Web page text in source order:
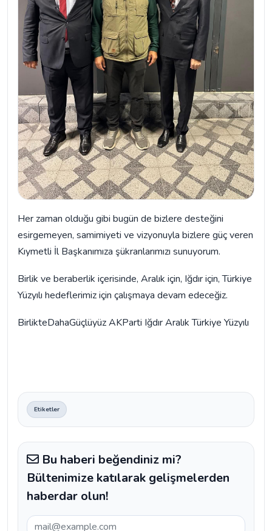
Her zaman olduğu gibi bugün de bizlere desteğini
esirgemeyen, samimiyeti ve vizyonuyla bizlere güç veren
Kıymetli İl Başkanımıza şükranlarımızı sunuyorum.
Birlik ve beraberlik içerisinde, Aralık için, Iğdır için, Türkiye
Yüzyılı hedeflerimiz için çalışmaya devam edeceğiz.
BirlikteDahaGüçlüyüz AKParti Iğdır Aralık Türkiye Yüzyılı
Etiketler
Bu haberi beğendiniz mi?
Bültenimize katılarak gelişmelerden
haberdar olun!